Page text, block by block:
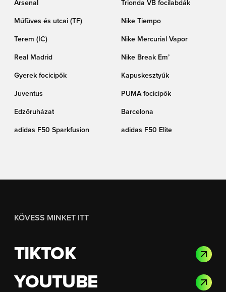
Arsenal Trionda VB focilabdák
Műfüves és utcai (TF) Nike Tiempo
Terem (IC) Nike Mercurial Vapor
Real Madrid Nike Break Em’
Gyerek focicipők Kapuskesztyűk
Juventus PUMA focicipők
Edzőruházat Barcelona
adidas F50 Sparkfusion adidas F50 Elite
KÖVESS MINKET ITT
TIKTOK
YOUTUBE